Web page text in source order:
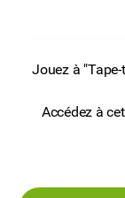
Jouez à
Accédez à